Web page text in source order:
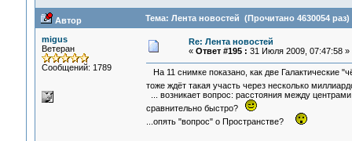
Автор Тема: Лента новостей (Прочитано 4630054 раз)
migus
Ветеран
Сообщений: 1789
Re: Лента новостей
« Ответ #195 : 31 Июля 2009, 07:47:58 »
На 11 снимке показано, как две Галактические
тоже ждёт такая участь через несколько
... возникает вопрос: расстояния между
сравнительно быстро?
...опять "вопрос" о Пространстве?